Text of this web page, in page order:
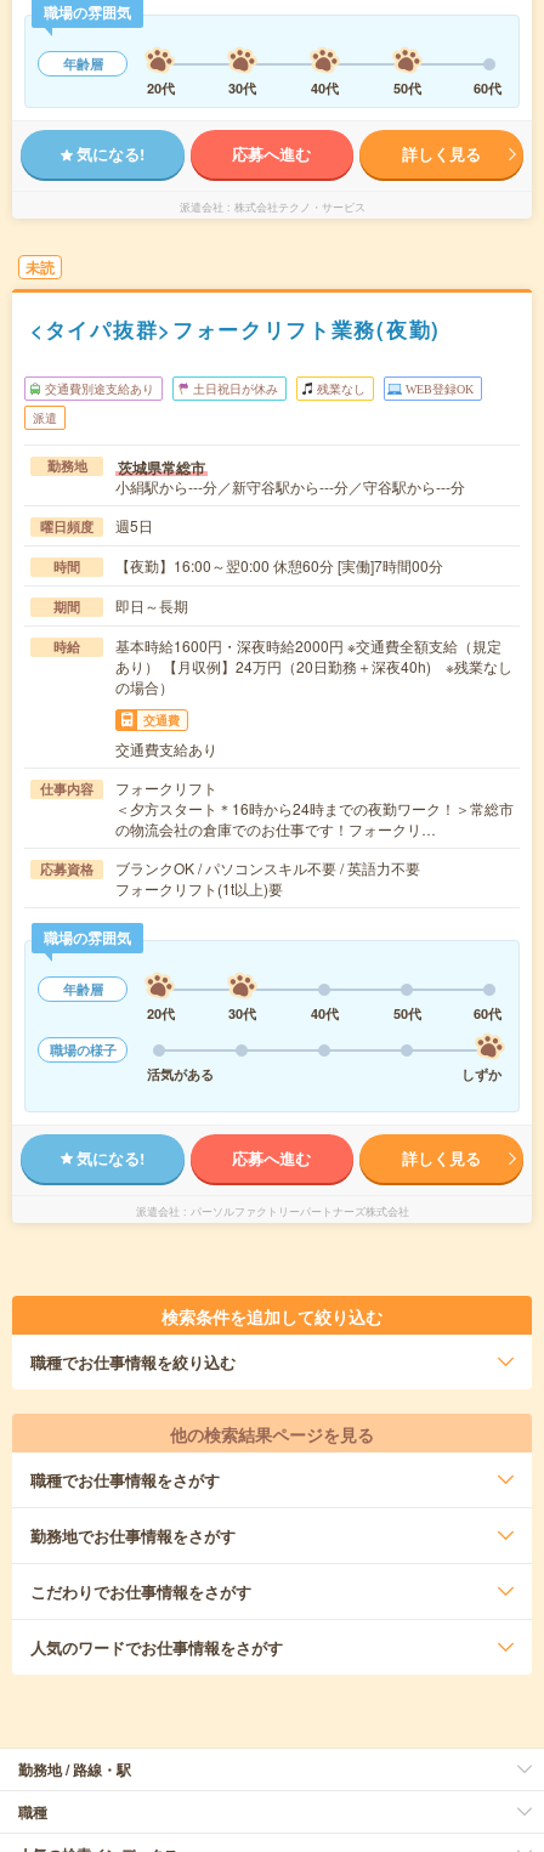
職場の雰囲気
年齢層
20代
30代 40代 50代 60代
気になる! 応募へ進む 詳しく見る
派遣会社 株式会社テクノ・サービス
未読
<タイパ抜群>フォークリフト業務(夜勤)
交通費別途支給あり 土日祝日が休み 残業なし WEB登録OK
派遣
勤務地 茨城県常総市
小絹駅から---分／新守谷駅から---分／守谷駅から---分
曜日頻度 週5日
時間 【夜勤】16:00～翌0:00 休憩60分 [実働]7時間00分
期間 即日～長期
時給
基本時給1600円・深夜時給2000円 ※交通費全額支給（規定
あり） 【月収例】24万円（20日勤務＋深夜40h) ※残業なし
の場合）
交通費
交通費支給あり
仕事内容
フォークリフト
＜夕方スタート＊16時から24時までの夜勤ワーク！＞常総市
の物流会社の倉庫でのお仕事です！フォークリ…
応募資格
ブランクOK / パソコンスキル不要 / 英語力不要
フォークリフト(1t以上)要
職場の雰囲気
年齢層
20代
30代 40代 50代
60代
職場の様子
活気がある
しずか
気になる! 応募へ進む 詳しく見る
派遣会社 パーソルファクトリーパートナーズ株式会社
検索条件を追加して絞り込む
職種でお仕事情報を絞り込む
他の検索結果ページを見る
職種でお仕事情報をさがす
勤務地でお仕事情報をさがす
こだわりでお仕事情報をさがす
人気のワードでお仕事情報をさがす
勤務地 / 路線・駅
職種